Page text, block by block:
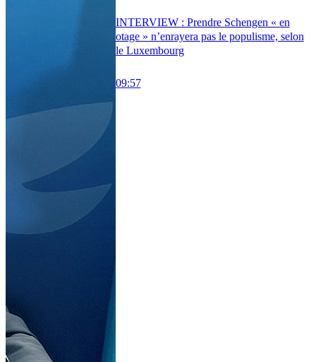
INTERVIEW : Prendre Schengen « en
otage » n’enrayera pas le populisme, selon
le Luxembourg
09:57